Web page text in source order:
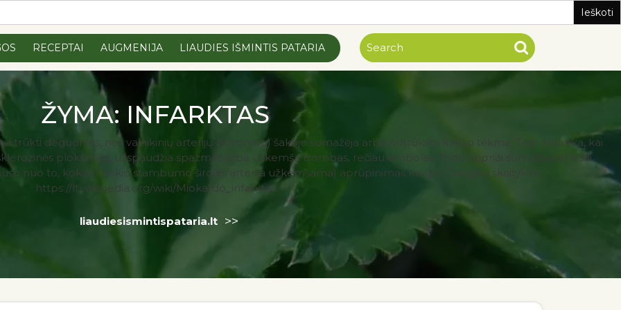
RECEPTAI AUGMENIJA LIAUDIES IŠMINTIS PATARIA
ŽYMA: INFARKTAS
trūkti deguonies, nes vainikinių arterijų (koronarų) šakoje sumažėja arba nutrūksta kraujo tėkmė. Taip atsitinka, kai
plokštelės, užspaudžia spazmas arba užkemša trombas, rečiau embolas. Todėl stipriai sumažėja ar visai
nuo to, kokia ir kokio stambumo širdies arterija užkemšama) aprūpinimas krauju. Daugiau skaitykite:
https://lt.wikipedia.org/wiki/Miokardo_infarktas
liaudiesismintispataria.lt >>